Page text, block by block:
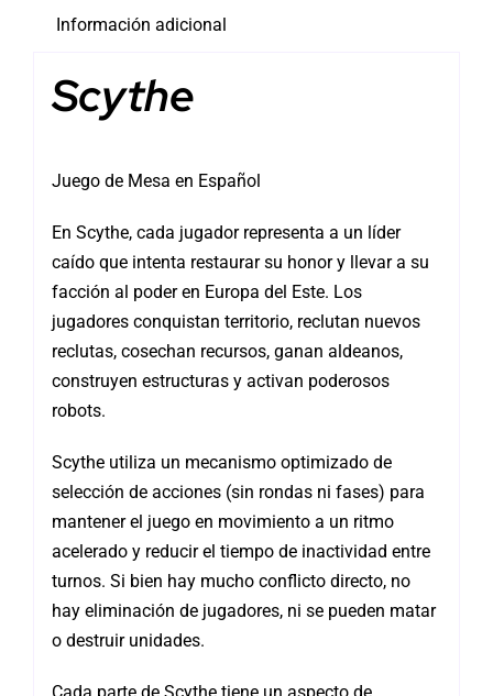
Información adicional
Scythe
Juego de Mesa en Español
En Scythe, cada jugador representa a un líder
caído que intenta restaurar su honor y llevar a su
facción al poder en Europa del Este. Los
jugadores conquistan territorio, reclutan nuevos
reclutas, cosechan recursos, ganan aldeanos,
construyen estructuras y activan poderosos
robots.
Scythe utiliza un mecanismo optimizado de
selección de acciones (sin rondas ni fases) para
mantener el juego en movimiento a un ritmo
acelerado y reducir el tiempo de inactividad entre
turnos. Si bien hay mucho conflicto directo, no
hay eliminación de jugadores, ni se pueden matar
o destruir unidades.